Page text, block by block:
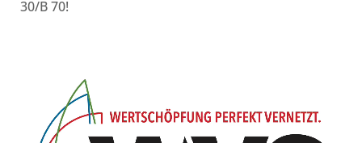
30/B 70!